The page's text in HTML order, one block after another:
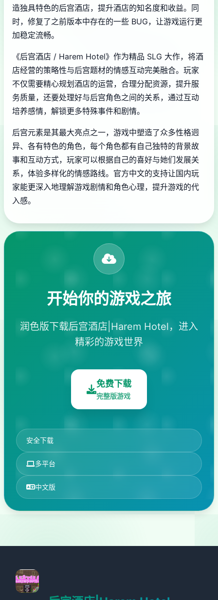
造独具特色的后宫酒店，提升酒店的知名度和收益。同
时，修复了之前版本中存在的一些 BUG，让游戏运行更
加稳定流畅。
《后宫酒店 / Harem Hotel》作为精品 SLG 大作，将酒
店经营的策略性与后宫题材的情感互动完美融合。玩家
不仅需要精心规划酒店的运营，合理分配资源，提升服
务质量，还要处理好与后宫角色之间的关系，通过互动
培养感情，解锁更多特殊事件和剧情。
后宫元素是其最大亮点之一，游戏中塑造了众多性格迥
异、各有特色的角色，每个角色都有自己独特的背景故
事和互动方式，玩家可以根据自己的喜好与她们发展关
系，体验多样化的情感路线。官方中文的支持让国内玩
家能更深入地理解游戏剧情和角色心理，提升游戏的代
入感。
开始你的游戏之旅
润色版下载后宫酒店|Harem Hotel，进入
精彩的游戏世界
免费下载
完整版游戏
安全下载
多平台
中文版